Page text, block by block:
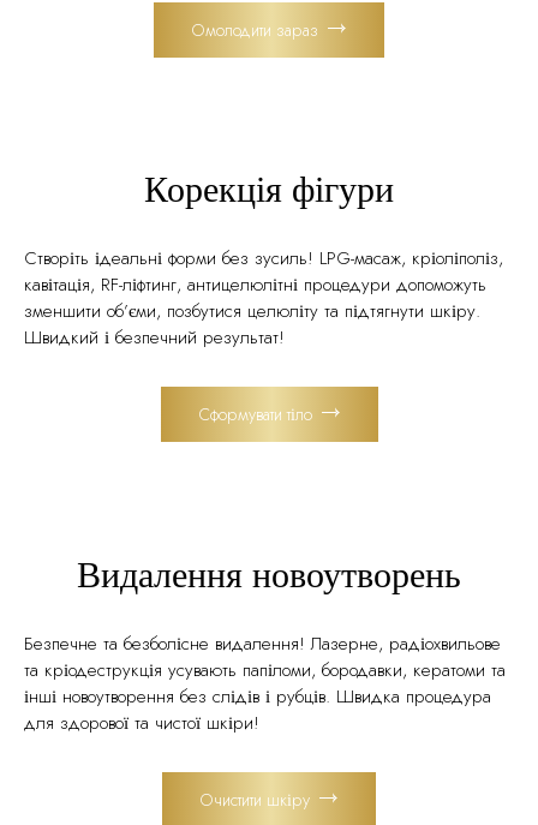
Омолодити зараз
Корекція фігури
Створіть ідеальні форми без зусиль! LPG-масаж, кріоліполіз,
кавітація, RF-ліфтинг, антицелюлітні процедури допоможуть
зменшити об’єми, позбутися целюліту та підтягнути шкіру.
Швидкий і безпечний результат!
Сформувати тіло
Видалення новоутворень
Безпечне та безболісне видалення! Лазерне, радіохвильове
та кріодеструкція усувають папіломи, бородавки, кератоми та
інші новоутворення без слідів і рубців. Швидка процедура
для здорової та чистої шкіри!
Очистити шкіру